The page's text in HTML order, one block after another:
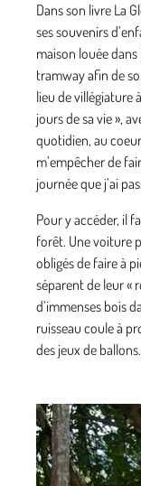
Dans son livre La
ses souvenirs
maison louée
tramway afin de
lieu de villégiature
jours de sa vie »,
quotidien, au
m’empêcher de
journée que j’ai
Pour y accéder, il
forêt. Une voiture
obligés de faire à
séparent de leur «
d’immenses bois
ruisseau coule à
des jeux de ballons.